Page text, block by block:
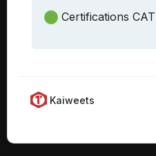
Certifications
Kaiweets